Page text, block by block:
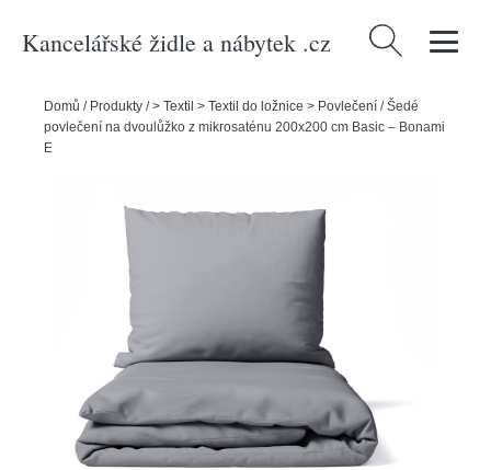
Kancelářské židle a nábytek .cz Vyhledávání
Domů / Produkty /> Textil > Textil do ložnice > Povlečení /Šedé
povlečení na dvoulůžko z mikrosaténu 200x200 cm Basic – Bonami
Essentials